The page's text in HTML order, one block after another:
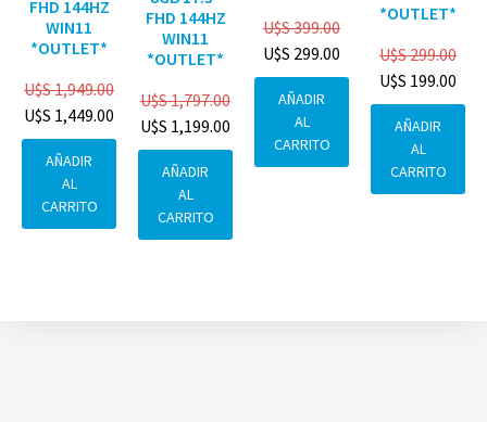
FHD 144HZ
WIN11
*OUTLET*
U$S1,949.00
U$S 1,449.00
AÑADIR
AL
CARRITO
FHD 144HZ
WIN11
*OUTLET*
U$S1,797.00
U$S 1,199.00
AÑADIR
AL
CARRITO
U$S399.00
U$S 299.00
AÑADIR
AL
CARRITO
*OUTLET*
U$S299.00
U$S 199.00
AÑADIR
AL
CARRITO